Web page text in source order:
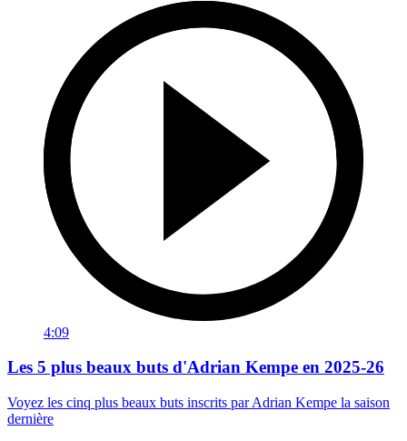
4:09
Les 5 plus beaux buts d'Adrian Kempe en 2025-26
Voyez les cinq plus beaux buts inscrits par Adrian Kempe la saison
dernière